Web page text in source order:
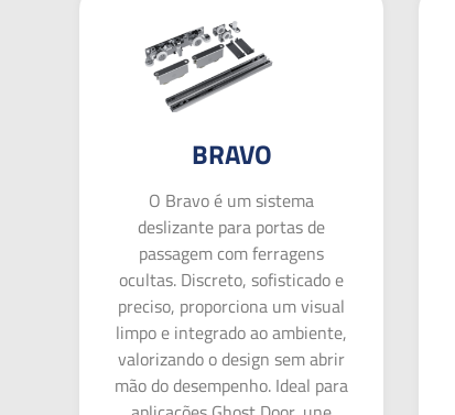
BRAVO
O Bravo é um sistema
deslizante para portas de
passagem com ferragens
ocultas. Discreto, sofisticado e
preciso, proporciona um visual
limpo e integrado ao ambiente,
valorizando o design sem abrir
mão do desempenho. Ideal para